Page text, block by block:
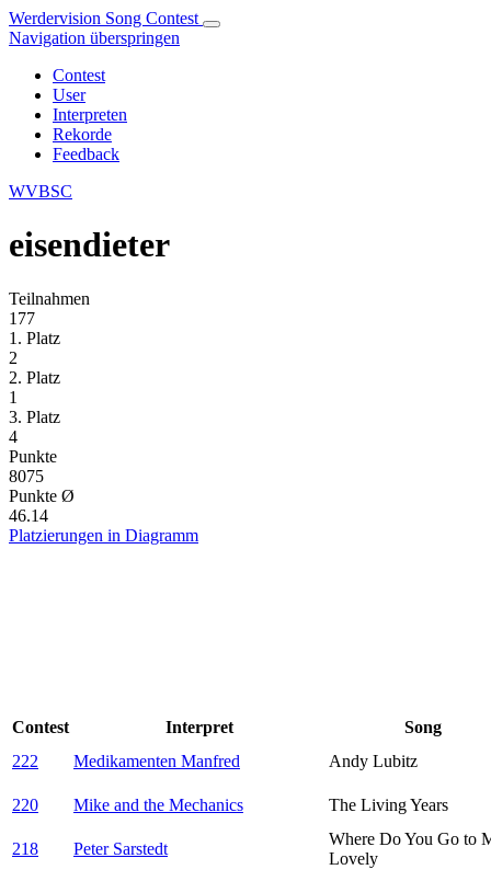
Werdervision Song Contest
Navigation überspringen
Contest
User
Interpreten
Rekorde
Feedback
WVBSC
eisendieter
Teilnahmen
177
1. Platz
2
2. Platz
1
3. Platz
4
Punkte
8075
Punkte Ø
46.14
Platzierungen in Diagramm
Contest Interpret
Song
222
Medikamenten Manfred Andy Lubitz
220 Mike and the Mechanics The Living Years
218 Peter Sarstedt
Where Do You Go to
Lovely